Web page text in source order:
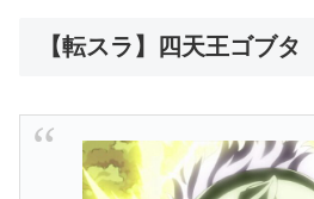
【転スラ】四天王ゴブタ